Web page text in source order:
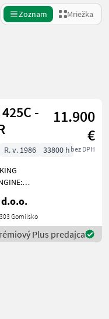
Zoznam Mriežka
Filtre
-
11.900
€
bez DPH
R. v. 1986
33800 h
4X4
(5
d.o.o.
Gomilsko
Plus predajca